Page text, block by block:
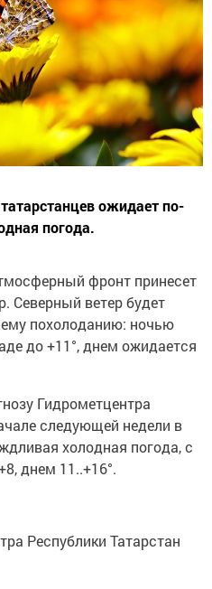
ожидает по-
погода.
фронт принесет
Северный ветер будет
похолоданию: ночью
до +11°, днем ожидается
Гидрометцентра
следующей недели в
холодная погода, с
днем 11..+16°.
Республики Татарстан